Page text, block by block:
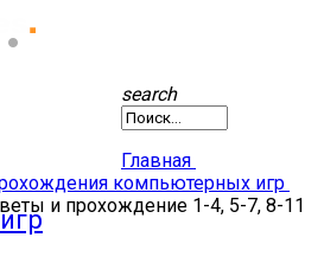
search
Главная
компьютерных игр
и прохождение 1-4, 5-7, 8-11